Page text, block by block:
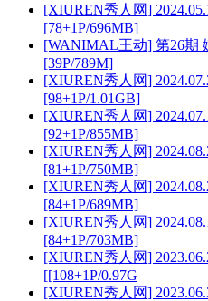
[XIUREN秀人网]
[78+1P/696MB]
[WANIMAL王动] 第26期
[39P/789M]
[XIUREN秀人网]
[98+1P/1.01GB]
[XIUREN秀人网]
[92+1P/855MB]
[XIUREN秀人网]
[81+1P/750MB]
[XIUREN秀人网]
[84+1P/689MB]
[XIUREN秀人网]
[84+1P/703MB]
[XIUREN秀人网]
[[108+1P/0.97G
[XIUREN秀人网]